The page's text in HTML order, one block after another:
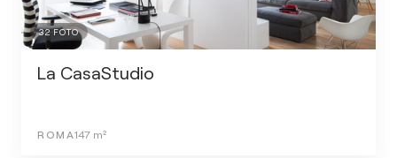
32FOTO
La CasaStudio
ROMA147 m²